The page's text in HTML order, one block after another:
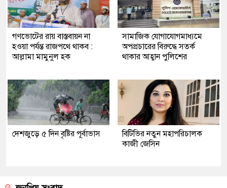
গণভোটের রায় বাস্তবায়ন না
হওয়া পর্যন্ত রাজপথে থাকব :
আল্লামা মামুনুল হক
সামাজিক যোগাযোগমাধ্যমে
অপপ্রচারের বিরুদ্ধে সতর্ক
থাকার আহ্বান পুলিশের
দেশজুড়ে ৫ দিন বৃষ্টির পূর্বাভাস
বিটিভির নতুন মহাপরিচালক
কাজী জেসিন